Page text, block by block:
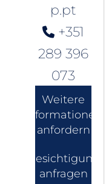
p.pt
+351
289 396
073
Weitere
Informationen
anfordern
Besichtigung
anfragen